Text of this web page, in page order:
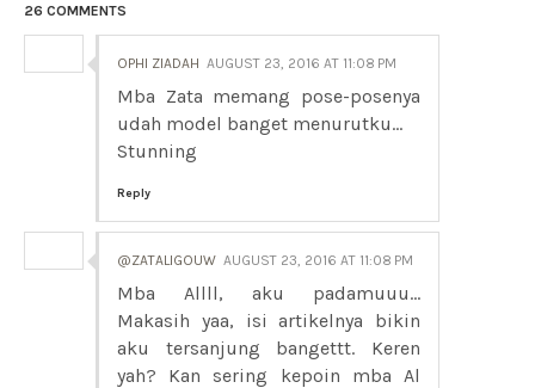
26 COMMENTS
OPHI ZIADAH AUGUST 23, 2016 AT 11:08 PM
Mba Zata memang pose-posenya
udah model banget menurutku...
Stunning
Reply
@ZATALIGOUW AUGUST 23, 2016 AT 11:08 PM
Mba Allll, aku padamuuu...
Makasih yaa, isi artikelnya bikin
aku tersanjung bangettt. Keren
yah? Kan sering kepoin mba Al